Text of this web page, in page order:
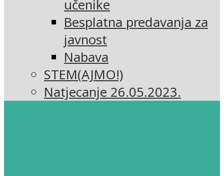
učenike
Besplatna predavanja za
javnost
Nabava
STEM(AJMO!)
Natjecanje 26.05.2023.